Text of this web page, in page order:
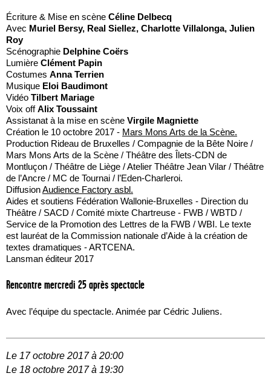
Écriture & Mise en scène Céline Delbecq
Avec Muriel Bersy, Real Siellez, Charlotte Villalonga, Julien
Roy
Scénographie Delphine Coërs
Lumière Clément Papin
Costumes Anna Terrien
Musique Eloi Baudimont
Vidéo Tilbert Mariage
Voix offAlix Toussaint
Assistanat à la mise en scène Virgile Magniette
Création le 10 octobre 2017 - Mars Mons Arts de la Scène.
Production Rideau de Bruxelles / Compagnie de la Bête Noire /
Mars Mons Arts de la Scène / Théâtre des Îlets-CDN de
Montluçon / Théâtre de Liège / Atelier Théâtre Jean Vilar / Théâtre
de l’Ancre / MC de Tournai / l’Eden-Charleroi.
DiffusionAudience Factory asbl.
Aides et soutiens Fédération Wallonie-Bruxelles - Direction du
Théâtre / SACD / Comité mixte Chartreuse - FWB / WBTD /
Service de la Promotion des Lettres de la FWB / WBI. Le texte
est lauréat de la Commission nationale d’Aide à la création de
textes dramatiques - ARTCENA.
Lansman éditeur 2017
Rencontre mercredi 25 après spectacle
Avec l’équipe du spectacle. Animée par Cédric Juliens.
Le 17 octobre 2017 à 20:00
Le 18 octobre 2017 à 19:30